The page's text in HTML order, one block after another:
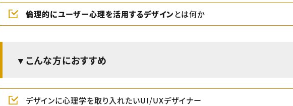
倫理的にユーザー心理を活用するデザイン とは何か
▼こんな方におすすめ
デザインに心理学を取り入れたいUI/UXデザイナー